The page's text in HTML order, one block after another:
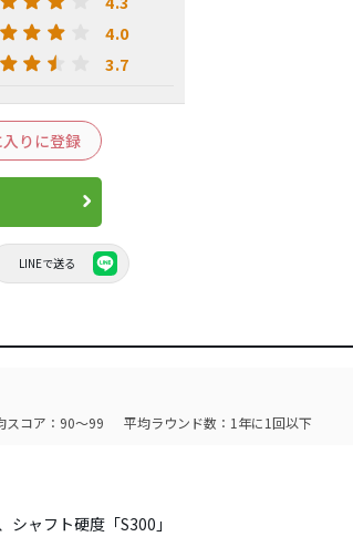
4.0
3.7
りに登録
LINEで送る
スコア：90～99
平均ラウンド数：1年に1回以下
シャフト硬度「S300」